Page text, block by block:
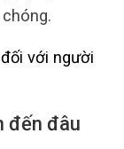
đối với người
đến đâu